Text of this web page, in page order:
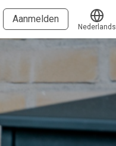
Start met leren
klantenservice@hobp.nl
Inloggen
Blogs
Aanmelden
Nederlands